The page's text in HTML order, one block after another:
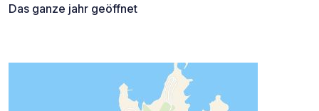
Das ganze jahr geöffnet